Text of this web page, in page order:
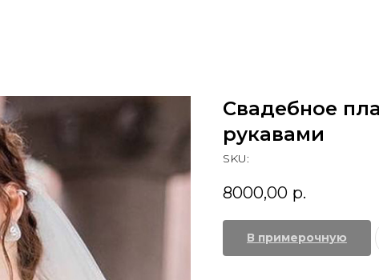
Свадебное
рукавами
SKU:
8000,00 р.
В примерочную